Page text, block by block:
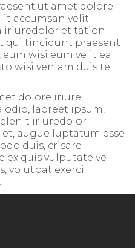
ut amet dolore
accumsan velit
iriuredolor et tation
qui tincidunt praesent
wisi eum velit ea
wisi veniam duis te
dolore iriure
odio, laoreet ipsum,
iriuredolor
augue luptatum esse
duis, crisare
ex quis vulputate vel
volutpat exerci